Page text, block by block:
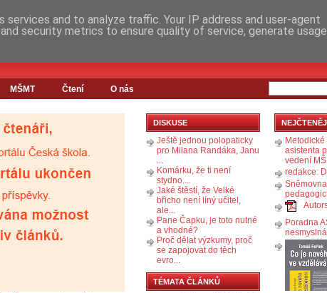
MŠMT Čtení O nás
DISKUSE
Ještě jednou polopaticky
pro Milana Randáka, Janu
...
Komárku, že ti není
stydno....
Jaké štěstí, že Velké
břicho není líný učitel,
ale...
Pane Čapku, je toto nutné
a vhodné?
Proč dělat výzkumy, proč
se zapojovat do těch
evro...
TÉMATA ČLÁNKŮ
asistenta
vedení
redakce:
Poradna
and to analyze traffic. Your IP address and user-agent
security metrics to ensure quality of service, generate usage